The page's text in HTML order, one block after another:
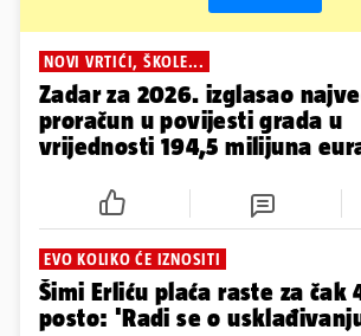
NOVI VRTIĆI, ŠKOLE...
Zadar za 2026. izglasao
proračun u povijesti grada u
vrijednosti 194,5 milijuna
EVO KOLIKO ĆE IZNOSITI
Šimi Erliću plaća raste za čak
posto: 'Radi se o